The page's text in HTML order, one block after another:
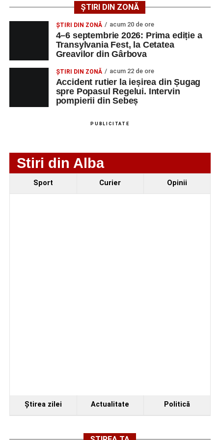
Ultimele știri din Sebeș
Femeie de 66 de ani, transportată în stare gravă la
spital după ce a fost lovită de o motocicletă pe
strada Dorobanți din Sebeș
Accident pe strada Dorobanți din Sebeș: fermeie
de 66 de ani rănită grav, după ce a fost lovită de o
Fest, la Cetatea Greavilor din Gârbova
ȘTIRI DIN ZONĂ
ȘTIRI DIN ZONĂ acum 20 de ore
4–6 septembrie 2026: Prima ediție a
Transylvania Fest, la Cetatea
Greavilor din Gârbova
ȘTIRI DIN ZONĂ acum 22 de ore
Accident rutier la ieșirea din Șugag
spre Popasul Regelui. Intervin
pompierii din Sebeș
PUBLICITATE
Stiri din Alba
Sport Curier Opinii
Ştirea zilei Actualitate Politică